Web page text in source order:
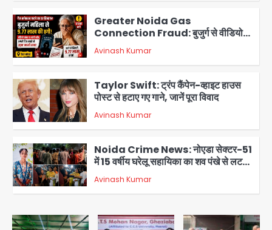
3
Greater Noida Gas
Connection Fraud: बुजुर्ग से वीडियो
कॉल पर 9.77 लाख की साइबर फ्रॉड
Avinash Kumar
4
Taylor Swift: ट्रंप कैंपेन-व्हाइट हाउस
पोस्ट से हटाए गए गाने, जानें पूरा विवाद
Avinash Kumar
5
Noida Crime News: नोएडा सेक्टर-51
में 15 वर्षीय घरेलू सहायिका का शव पंखे से लटका
मिला
Avinash Kumar
Baramati Airport Plane Crash:
रनवे पर ट्रेनी विमान क्रैश, जांच शुरू